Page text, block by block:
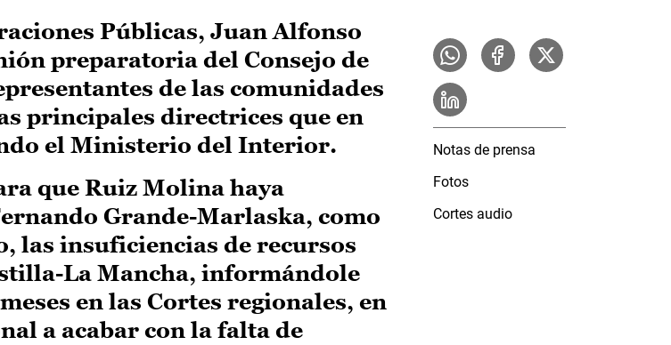
Públicas, Juan Alfonso
preparatoria del Consejo de
de las comunidades
principales directrices que en
el Ministerio del Interior.
que Ruiz Molina haya
Grande-Marlaska, como
las insuficiencias de recursos
La Mancha, informándole
en las Cortes regionales, en
a acabar con la falta de
Notas de prensa
Fotos
Cortes audio